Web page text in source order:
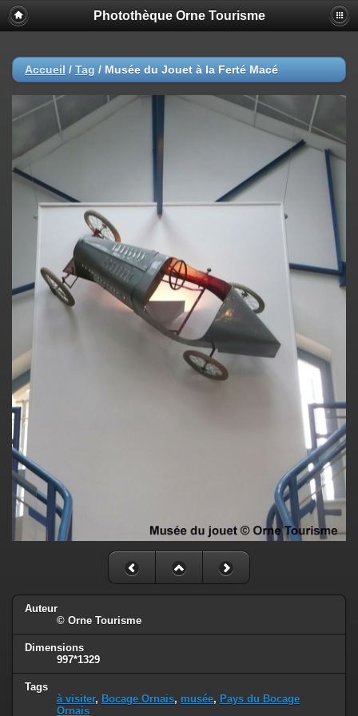
Photothèque Orne Tourisme
Accueil / Tag / Musée du Jouet à la Ferté Macé
Auteur
© Orne Tourisme
Dimensions
997*1329
Tags
à visiter, Bocage Ornais, musée, Pays du Bocage
Ornais